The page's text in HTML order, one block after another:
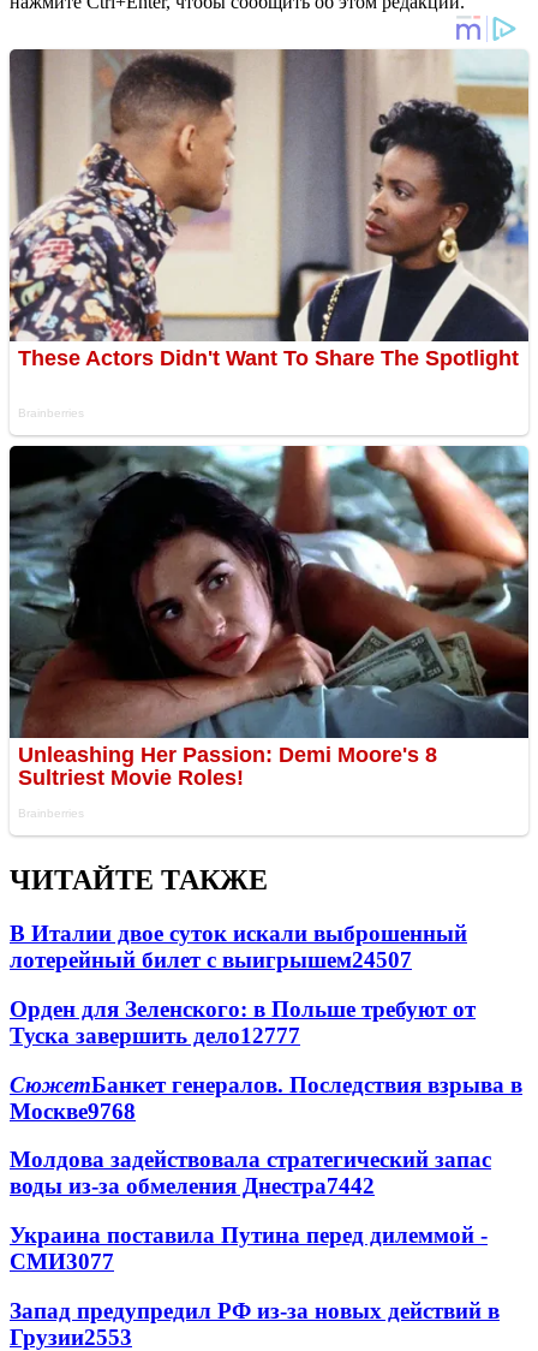
ЧИТАЙТЕ ТАКЖЕ
В Италии двое суток искали выброшенный
лотерейный билет с выигрышем24507
Орден для Зеленского: в Польше требуют от
Туска завершить дело12777
СюжетБанкет генералов. Последствия взрыва в
Москве9768
Молдова задействовала стратегический запас
воды из-за обмеления Днестра7442
Украина поставила Путина перед дилеммой -
СМИ3077
Запад предупредил РФ из-за новых действий в
Грузии2553